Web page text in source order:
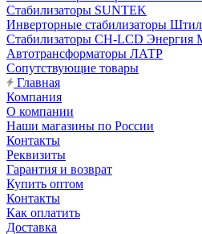
Стабилизаторы SUNTEK
Инверторные стабилизаторы
Стабилизаторы СН-LCD Энepгия
Автотрансформаторы ЛАТР
Сопутствующие товары
Главная
Компания
О компании
Наши магазины по России
Контакты
Реквизиты
Гарантия и возврат
Купить оптом
Контакты
Как оплатить
Доставка